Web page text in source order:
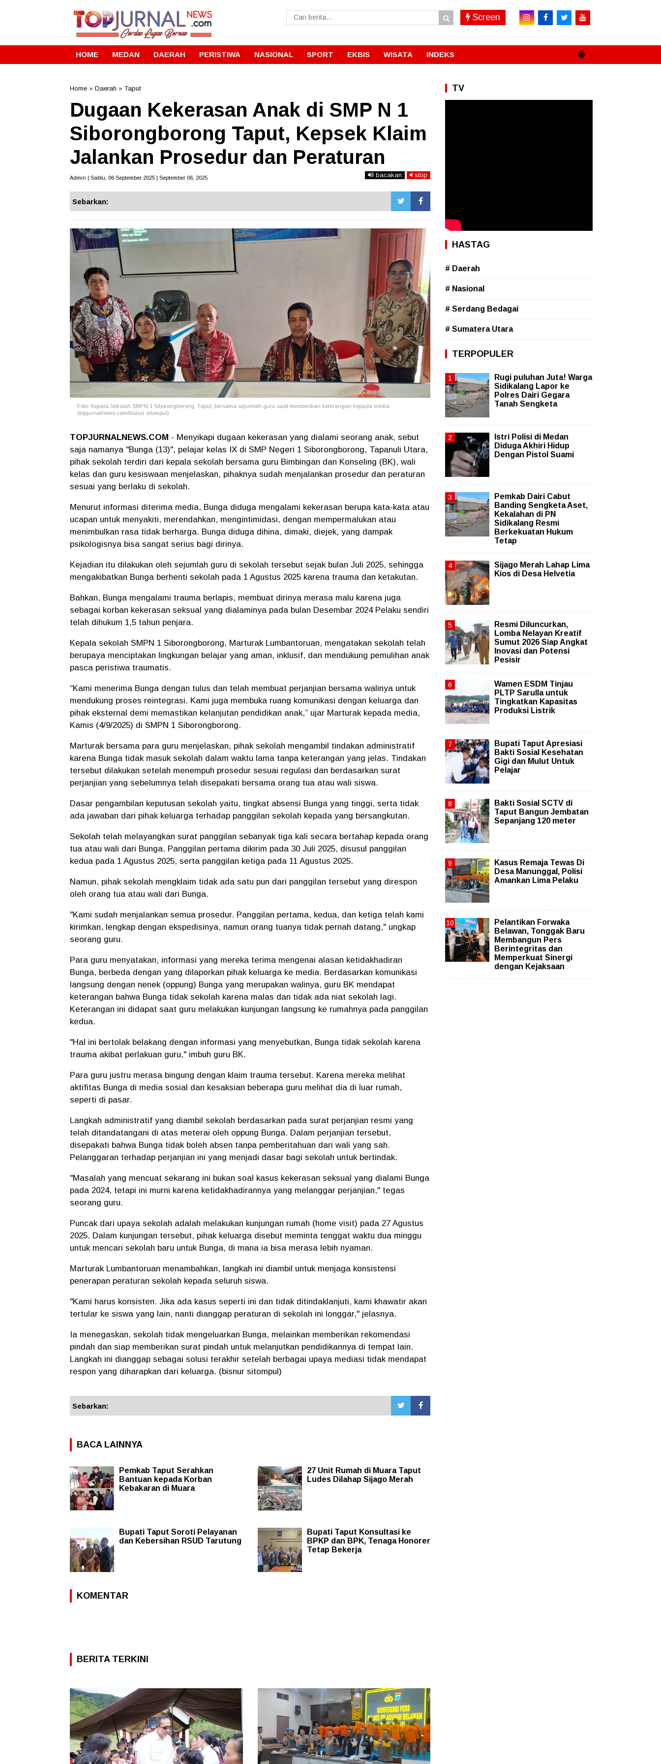
Screen
HOME MEDAN DAERAH PERISTIWA NASIONAL SPORT EKBIS WISATA INDEKS
Home » Daerah » Taput
Dugaan Kekerasan Anak di SMP N 1
Siborongborong Taput, Kepsek Klaim
Jalankan Prosedur dan Peraturan
Admin | Sabtu, 06 September 2025 | September 06, 2025 bacakan stop
Sebarkan:
Foto: Kepala Sekolah SMPN 1 Siborongborong, Taput, bersama sejumlah guru saat memberikan keterangan kepada media.
(topjurnalnews.com/bisnur sitompul)
TOPJURNALNEWS.COM - Menyikapi dugaan kekerasan yang dialami seorang anak, sebut
saja namanya "Bunga (13)", pelajar kelas IX di SMP Negeri 1 Siborongborong, Tapanuli Utara,
pihak sekolah terdiri dari kepala sekolah bersama guru Bimbingan dan Konseling (BK), wali
kelas dan guru kesiswaan menjelaskan, pihaknya sudah menjalankan prosedur dan peraturan
sesuai yang berlaku di sekolah.
Menurut informasi diterima media, Bunga diduga mengalami kekerasan berupa kata-kata atau
ucapan untuk menyakiti, merendahkan, mengintimidasi, dengan mempermalukan atau
menimbulkan rasa tidak berharga. Bunga diduga dihina, dimaki, diejek, yang dampak
psikologisnya bisa sangat serius bagi dirinya.
Kejadian itu dilakukan oleh sejumlah guru di sekolah tersebut sejak bulan Juli 2025, sehingga
mengakibatkan Bunga berhenti sekolah pada 1 Agustus 2025 karena trauma dan ketakutan.
Bahkan, Bunga mengalami trauma berlapis, membuat dirinya merasa malu karena juga
sebagai korban kekerasan seksual yang dialaminya pada bulan Desembar 2024 Pelaku sendiri
telah dihukum 1,5 tahun penjara.
Kepala sekolah SMPN 1 Siborongborong, Marturak Lumbantoruan, mengatakan sekolah telah
berupaya menciptakan lingkungan belajar yang aman, inklusif, dan mendukung pemulihan anak
pasca peristiwa traumatis.
“Kami menerima Bunga dengan tulus dan telah membuat perjanjian bersama walinya untuk
mendukung proses reintegrasi. Kami juga membuka ruang komunikasi dengan keluarga dan
pihak eksternal demi memastikan kelanjutan pendidikan anak,” ujar Marturak kepada media,
Kamis (4/9/2025) di SMPN 1 Siborongborong.
Marturak bersama para guru menjelaskan, pihak sekolah mengambil tindakan administratif
karena Bunga tidak masuk sekolah dalam waktu lama tanpa keterangan yang jelas. Tindakan
tersebut dilakukan setelah menempuh prosedur sesuai regulasi dan berdasarkan surat
perjanjian yang sebelumnya telah disepakati bersama orang tua atau wali siswa.
Dasar pengambilan keputusan sekolah yaitu, tingkat absensi Bunga yang tinggi, serta tidak
ada jawaban dari pihak keluarga terhadap panggilan sekolah kepada yang bersangkutan.
Sekolah telah melayangkan surat panggilan sebanyak tiga kali secara bertahap kepada orang
tua atau wali dari Bunga. Panggilan pertama dikirim pada 30 Juli 2025, disusul panggilan
kedua pada 1 Agustus 2025, serta panggilan ketiga pada 11 Agustus 2025.
Namun, pihak sekolah mengklaim tidak ada satu pun dari panggilan tersebut yang direspon
oleh orang tua atau wali dari Bunga.
"Kami sudah menjalankan semua prosedur. Panggilan pertama, kedua, dan ketiga telah kami
kirimkan, lengkap dengan ekspedisinya, namun orang tuanya tidak pernah datang," ungkap
seorang guru.
Para guru menyatakan, informasi yang mereka terima mengenai alasan ketidakhadiran
Bunga, berbeda dengan yang dilaporkan pihak keluarga ke media. Berdasarkan komunikasi
langsung dengan nenek (oppung) Bunga yang merupakan walinya, guru BK mendapat
keterangan bahwa Bunga tidak sekolah karena malas dan tidak ada niat sekolah lagi.
Keterangan ini didapat saat guru melakukan kunjungan langsung ke rumahnya pada panggilan
kedua.
"Hal ini bertolak belakang dengan informasi yang menyebutkan, Bunga tidak sekolah karena
trauma akibat perlakuan guru," imbuh guru BK.
Para guru justru merasa bingung dengan klaim trauma tersebut. Karena mereka melihat
aktifitas Bunga di media sosial dan kesaksian beberapa guru melihat dia di luar rumah,
seperti di pasar.
Langkah administratif yang diambil sekolah berdasarkan pada surat perjanjian resmi yang
telah ditandatangani di atas meterai oleh oppung Bunga. Dalam perjanjian tersebut,
disepakati bahwa Bunga tidak boleh absen tanpa pemberitahuan dari wali yang sah.
Pelanggaran terhadap perjanjian ini yang menjadi dasar bagi sekolah untuk bertindak.
"Masalah yang mencuat sekarang ini bukan soal kasus kekerasan seksual yang dialami Bunga
pada 2024, tetapi ini murni karena ketidakhadirannya yang melanggar perjanjian," tegas
seorang guru.
Puncak dari upaya sekolah adalah melakukan kunjungan rumah (home visit) pada 27 Agustus
2025. Dalam kunjungan tersebut, pihak keluarga disebut meminta tenggat waktu dua minggu
untuk mencari sekolah baru untuk Bunga, di mana ia bisa merasa lebih nyaman.
Marturak Lumbantoruan menambahkan, langkah ini diambil untuk menjaga konsistensi
penerapan peraturan sekolah kepada seluruh siswa.
"Kami harus konsisten. Jika ada kasus seperti ini dan tidak ditindaklanjuti, kami khawatir akan
tertular ke siswa yang lain, nanti dianggap peraturan di sekolah ini longgar," jelasnya.
Ia menegaskan, sekolah tidak mengeluarkan Bunga, melainkan memberikan rekomendasi
pindah dan siap memberikan surat pindah untuk melanjutkan pendidikannya di tempat lain.
Langkah ini dianggap sebagai solusi terakhir setelah berbagai upaya mediasi tidak mendapat
respon yang diharapkan dari keluarga. (bisnur sitompul)
Sebarkan:
BACA LAINNYA
Pemkab Taput Serahkan
Bantuan kepada Korban
Kebakaran di Muara
27 Unit Rumah di Muara Taput
Ludes Dilahap Sijago Merah
Bupati Taput Soroti Pelayanan
dan Kebersihan RSUD Tarutung
Bupati Taput Konsultasi ke
BPKP dan BPK, Tenaga Honorer
Tetap Bekerja
KOMENTAR
BERITA TERKINI
TV
HASTAG
# Daerah
# Nasional
# Serdang Bedagai
# Sumatera Utara
TERPOPULER
Rugi puluhan Juta! Warga
Sidikalang Lapor ke
Polres Dairi Gegara
Tanah Sengketa
Istri Polisi di Medan
Diduga Akhiri Hidup
Dengan Pistol Suami
Pemkab Dairi Cabut
Banding Sengketa Aset,
Kekalahan di PN
Sidikalang Resmi
Berkekuatan Hukum
Tetap
Sijago Merah Lahap Lima
Kios di Desa Helvetia
Resmi Diluncurkan,
Lomba Nelayan Kreatif
Sumut 2026 Siap Angkat
Inovasi dan Potensi
Pesisir
Wamen ESDM Tinjau
PLTP Sarulla untuk
Tingkatkan Kapasitas
Produksi Listrik
Bupati Taput Apresiasi
Bakti Sosial Kesehatan
Gigi dan Mulut Untuk
Pelajar
Bakti Sosial SCTV di
Taput Bangun Jembatan
Sepanjang 120 meter
Kasus Remaja Tewas Di
Desa Manunggal, Polisi
Amankan Lima Pelaku
Pelantikan Forwaka
Belawan, Tonggak Baru
Membangun Pers
Berintegritas dan
Memperkuat Sinergi
dengan Kejaksaan